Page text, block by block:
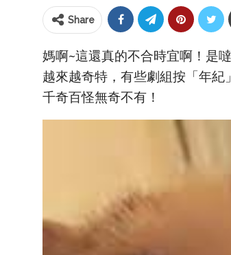
Share
媽啊~這還真的不合時宜啊！是
越來越奇特，有些劇組按「年紀
千奇百怪無奇不有！